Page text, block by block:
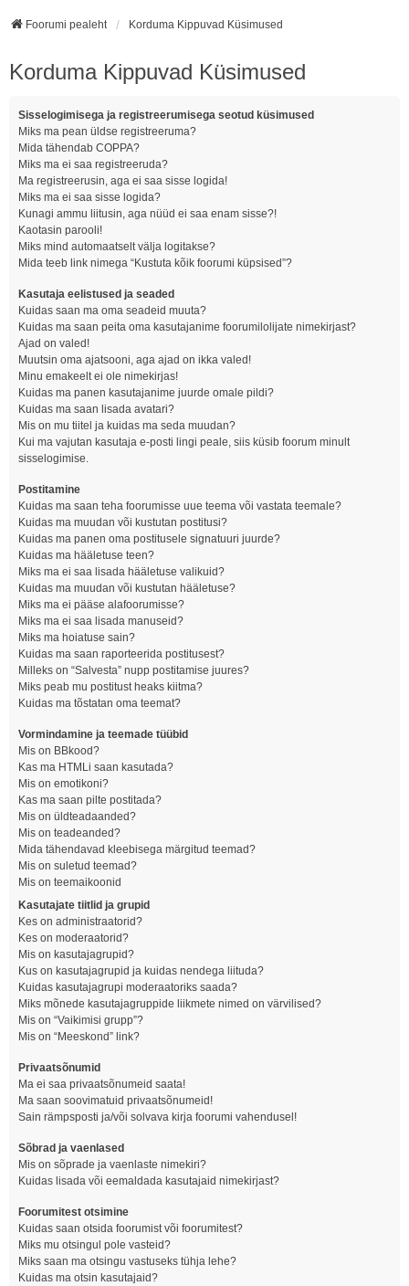
Foorumi pealeht Korduma Kippuvad Küsimused
Korduma Kippuvad Küsimused
Sisselogimisega ja registreerumisega seotud küsimused
Miks ma pean üldse registreeruma?
Mida tähendab COPPA?
Miks ma ei saa registreeruda?
Ma registreerusin, aga ei saa sisse logida!
Miks ma ei saa sisse logida?
Kunagi ammu liitusin, aga nüüd ei saa enam sisse?!
Kaotasin parooli!
Miks mind automaatselt välja logitakse?
Mida teeb link nimega “Kustuta kõik foorumi küpsised”?
Kasutaja eelistused ja seaded
Kuidas saan ma oma seadeid muuta?
Kuidas ma saan peita oma kasutajanime foorumilolijate nimekirjast?
Ajad on valed!
Muutsin oma ajatsooni, aga ajad on ikka valed!
Minu emakeelt ei ole nimekirjas!
Kuidas ma panen kasutajanime juurde omale pildi?
Kuidas ma saan lisada avatari?
Mis on mu tiitel ja kuidas ma seda muudan?
Kui ma vajutan kasutaja e-posti lingi peale, siis küsib foorum minult
sisselogimise.
Postitamine
Kuidas ma saan teha foorumisse uue teema või vastata teemale?
Kuidas ma muudan või kustutan postitusi?
Kuidas ma panen oma postitusele signatuuri juurde?
Kuidas ma hääletuse teen?
Miks ma ei saa lisada hääletuse valikuid?
Kuidas ma muudan või kustutan hääletuse?
Miks ma ei pääse alafoorumisse?
Miks ma ei saa lisada manuseid?
Miks ma hoiatuse sain?
Kuidas ma saan raporteerida postitusest?
Milleks on “Salvesta” nupp postitamise juures?
Miks peab mu postitust heaks kiitma?
Kuidas ma tõstatan oma teemat?
Vormindamine ja teemade tüübid
Mis on BBkood?
Kas ma HTMLi saan kasutada?
Mis on emotikoni?
Kas ma saan pilte postitada?
Mis on üldteadaanded?
Mis on teadeanded?
Mida tähendavad kleebisega märgitud teemad?
Mis on suletud teemad?
Mis on teemaikoonid
Kasutajate tiitlid ja grupid
Kes on administraatorid?
Kes on moderaatorid?
Mis on kasutajagrupid?
Kus on kasutajagrupid ja kuidas nendega liituda?
Kuidas kasutajagrupi moderaatoriks saada?
Miks mõnede kasutajagruppide liikmete nimed on värvilised?
Mis on “Vaikimisi grupp”?
Mis on “Meeskond” link?
Privaatsõnumid
Ma ei saa privaatsõnumeid saata!
Ma saan soovimatuid privaatsõnumeid!
Sain rämpsposti ja/või solvava kirja foorumi vahendusel!
Sõbrad ja vaenlased
Mis on sõprade ja vaenlaste nimekiri?
Kuidas lisada või eemaldada kasutajaid nimekirjast?
Foorumitest otsimine
Kuidas saan otsida foorumist või foorumitest?
Miks mu otsingul pole vasteid?
Miks saan ma otsingu vastuseks tühja lehe?
Kuidas ma otsin kasutajaid?